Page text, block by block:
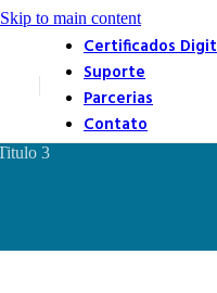
Skip to main content
Certificados
Suporte
Parcerias
Contato